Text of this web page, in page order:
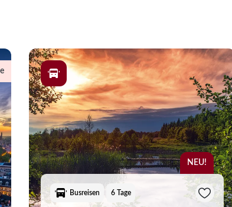
noch keine Reisen auf der Merkliste gespeichert
NEU!
Busreisen 6 Tage